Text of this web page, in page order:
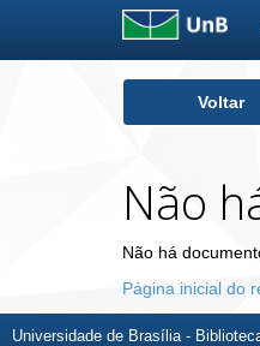
Voltar
Não
Não há
Página inicial do
Universidade de Brasília -